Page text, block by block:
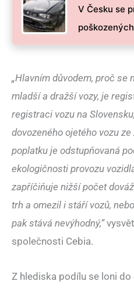
V Česku se
„Hlavním důvodem, proč se
mladší a dražší vozy, je
registraci vozu na
dovozeného ojetého vozu
poplatku je odstupňovaná
ekologičnosti provozu
zapříčiňuje nižší počet
trh a omezil i stáří vozů,
pak stává nevýhodný,“
společnosti Cebia.
Z hlediska podílu se loni